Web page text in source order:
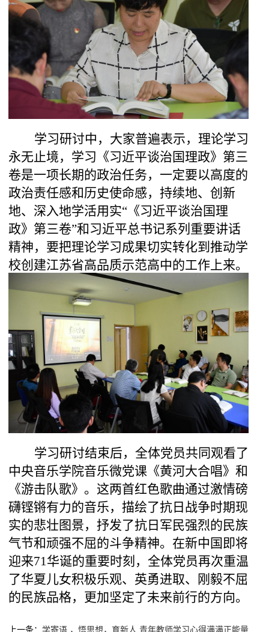
学习研讨中，大家普遍表示，理论学习
永无止境，学习《习近平谈治国理政》第三
卷是一项长期的政治任务，一定要以高度的
政治责任感和历史使命感，持续地、创新
地、深入地学活用实“《习近平谈治国理
政》第三卷”和习近平总书记系列重要讲话
精神，要把理论学习成果切实转化到推动学
校创建江苏省高品质示范高中的工作上来。
学习研讨结束后，全体党员共同观看了
中央音乐学院音乐微党课《黄河大合唱》和
《游击队歌》。这两首红色歌曲通过激情磅
礴铿锵有力的音乐，描绘了抗日战争时期现
实的悲壮图景，抒发了抗日军民强烈的民族
气节和顽强不屈的斗争精神。在新中国即将
迎来71华诞的重要时刻，全体党员再次重温
了华夏儿女积极乐观、英勇进取、刚毅不屈
的民族品格，更加坚定了未来前行的方向。
上一条： 学寄语 ，悟思想，育新人 青年教师学习心得满满正能量